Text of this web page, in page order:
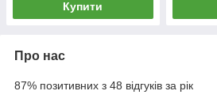
Купити
Про нас
87% позитивних з 48 відгуків за рік